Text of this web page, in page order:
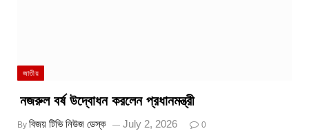
জাতীয়
নজরুল বর্ষ উদ্বোধন করলেন প্রধানমন্ত্রী
By বিজয় টিভি নিউজ ডেস্ক July 2, 2026 0